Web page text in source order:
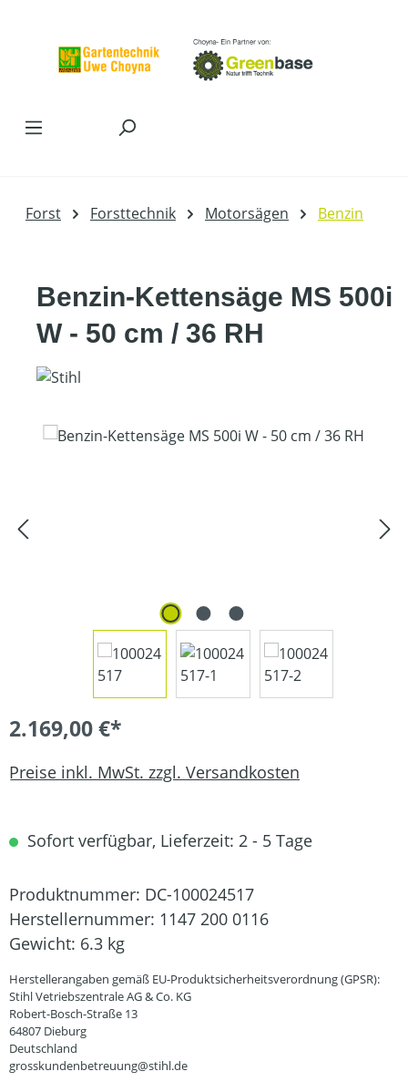
Forst Forsttechnik Motorsägen Benzin
Benzin-Kettensäge MS 500i
W - 50 cm / 36 RH
Bildergalerie überspringen
2.169,00 €*
Preise inkl. MwSt. zzgl. Versandkosten
Sofort verfügbar, Lieferzeit: 2 - 5 Tage
Produktnummer: DC-100024517
Herstellernummer: 1147 200 0116
Gewicht: 6.3 kg
Herstellerangaben gemäß EU-Produktsicherheitsverordnung (GPSR):
Stihl Vetriebszentrale AG & Co. KG
Robert-Bosch-Straße 13
64807 Dieburg
Deutschland
grosskundenbetreuung@stihl.de